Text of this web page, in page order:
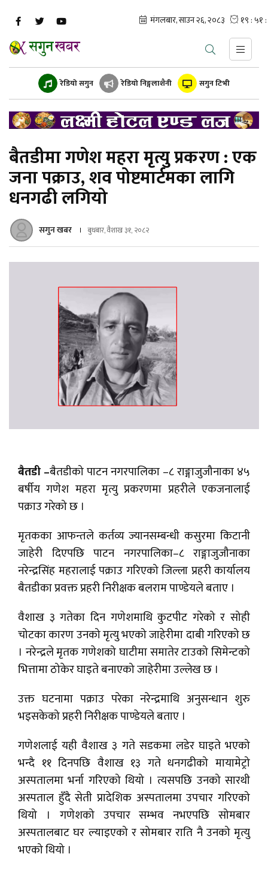
रेडियो सगुन रेडियो निङ्गलाशैनी सगुन टिभी
बैतडीमा गणेश महरा मृत्यु प्रकरण : एक
जना पक्राउ, शव पोष्टमार्टमका लागि
धनगढी लगियो
सगुन खबर बुधबार, वैशाख ३१, २०८२
बैतडी –बैतडीको पाटन नगरपालिका –८ राङ्गाजुजौनाका ४५
बर्षीय गणेश महरा मृत्यु प्रकरणमा प्रहरीले एकजनालाई
पक्राउ गरेको छ ।
मृतकका आफन्तले कर्तव्य ज्यानसम्बन्धी कसुरमा किटानी
जाहेरी दिएपछि पाटन नगरपालिका–८ राङ्गाजुजौनाका
नरेन्द्रसिंह महरालाई पक्राउ गरिएको जिल्ला प्रहरी कार्यालय
बैतडीका प्रवक्त प्रहरी निरीक्षक बलराम पाण्डेयले बताए ।
वैशाख ३ गतेका दिन गणेशमाथि कुटपीट गरेको र सोही
चोटका कारण उनको मृत्यु भएको जाहेरीमा दाबी गरिएको छ
। नरेन्द्रले मृतक गणेशको घाटीमा समातेर टाउको सिमेन्टको
भित्तामा ठोकेर घाइते बनाएको जाहेरीमा उल्लेख छ ।
उक्त घटनामा पक्राउ परेका नरेन्द्रमाथि अनुसन्धान शुरु
भइसकेको प्रहरी निरीक्षक पाण्डेयले बताए ।
गणेशलाई यही वैशाख ३ गते सडकमा लडेर घाइते भएको
भन्दै ११ दिनपछि वैशाख १३ गते धनगढीको मायामेट्रो
अस्पतालमा भर्ना गरिएको थियो । त्यसपछि उनको सारथी
अस्पताल हुँदै सेती प्रादेशिक अस्पतालमा उपचार गरिएको
थियो । गणेशको उपचार सम्भव नभएपछि सोमबार
अस्पतालबाट घर ल्याइएको र सोमबार राति नै उनको मृत्यु
भएको थियो ।